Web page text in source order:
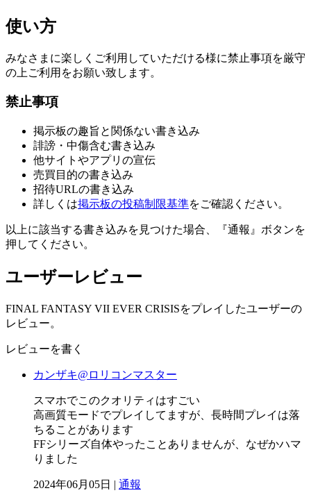
使い方
みなさまに楽しくご利用していただける様に禁止事項を厳守
の上ご利用をお願い致します。
禁止事項
掲示板の趣旨と関係ない書き込み
誹謗・中傷含む書き込み
他サイトやアプリの宣伝
売買目的の書き込み
招待URLの書き込み
詳しくは掲示板の投稿制限基準をご確認ください。
以上に該当する書き込みを見つけた場合、
『通報』ボタンを
押してください。
ユーザーレビュー
FINAL FANTASY VII EVER CRISISをプレイしたユーザーの
レビュー。
レビューを書く
カンザキ@ロリコンマスター
スマホでこのクオリティはすごい
高画質モードでプレイしてますが、長時間プレイは落
ちることがあります
FFシリーズ自体やったことありませんが、なぜかハマ
りました
2024年06月05日 | 通報